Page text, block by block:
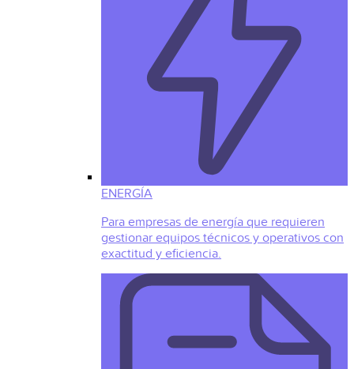
ENERGÍA
Para empresas de energía que requieren
gestionar equipos técnicos y operativos con
exactitud y eficiencia.